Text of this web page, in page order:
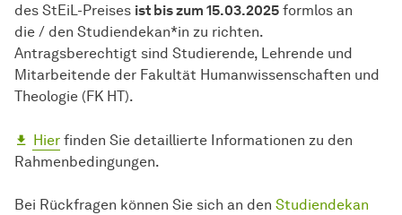
des StEiL-Preises ist bis zum 15.03.2025 formlos an
die / den Studiendekan*in zu richten.
Antragsberechtigt sind Studierende, Lehrende und
Mitarbeitende der Fakultät Humanwissenschaften und
Theologie (FK HT).
Hier finden Sie detaillierte Informationen zu den
Rahmenbedingungen.
Bei Rückfragen können Sie sich an den Studiendekan